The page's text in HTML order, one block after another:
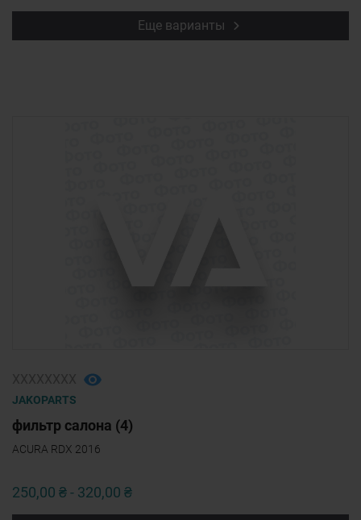
Еще варианты
JAKOPARTS
фильтр салона (4)
ACURA RDX 2016
250,00 ₴ - 320,00 ₴